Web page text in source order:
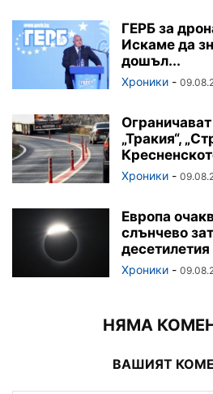
ГЕРБ за
Искаме да
дошъл...
Хроники -
„Тракия“,
Хроники -
Европа
слънчево
десетилетия
Хроники -
НЯМА
ВАШИЯТ